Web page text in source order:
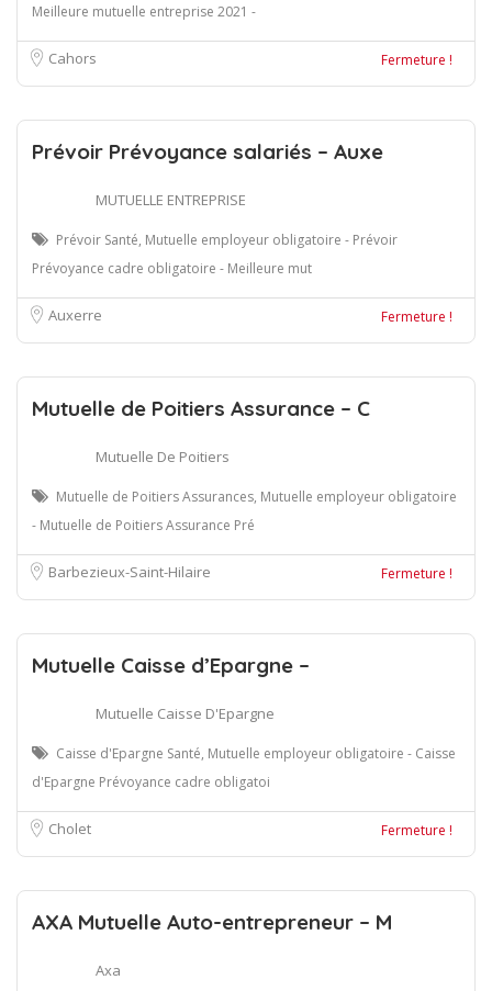
Meilleure mutuelle entreprise 2021 -
Cahors Fermeture !
Prévoir Prévoyance salariés – Auxe
MUTUELLE ENTREPRISE
Prévoir Santé, Mutuelle employeur obligatoire - Prévoir
Prévoyance cadre obligatoire - Meilleure mut
Auxerre Fermeture !
Mutuelle de Poitiers Assurance – C
Mutuelle De Poitiers
Mutuelle de Poitiers Assurances, Mutuelle employeur obligatoire
- Mutuelle de Poitiers Assurance Pré
Barbezieux-Saint-Hilaire Fermeture !
Mutuelle Caisse d’Epargne –
Mutuelle Caisse D'Epargne
Caisse d'Epargne Santé, Mutuelle employeur obligatoire - Caisse
d'Epargne Prévoyance cadre obligatoi
Cholet Fermeture !
AXA Mutuelle Auto-entrepreneur – M
Axa